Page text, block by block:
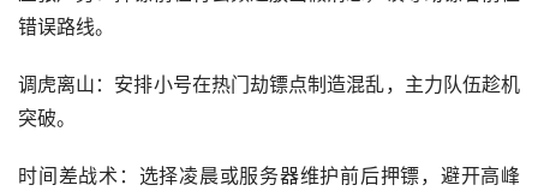
错误路线。
调虎离山：安排小号在热门劫镖点制造混乱，主力队伍趁机
突破。
时间差战术：选择凌晨或服务器维护前后押镖，避开高峰